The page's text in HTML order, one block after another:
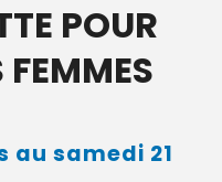
POUR
FEMMES
au samedi 21